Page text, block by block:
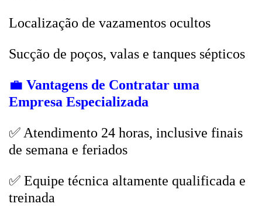
Localização de vazamentos ocultos
Sucção de poços, valas e tanques sépticos
💼 Vantagens de Contratar uma
Empresa Especializada
✅ Atendimento 24 horas, inclusive finais
de semana e feriados
✅ Equipe técnica altamente qualificada e
treinada